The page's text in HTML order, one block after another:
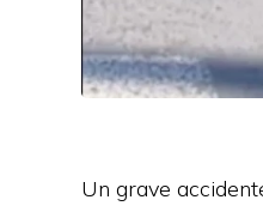
Un grave